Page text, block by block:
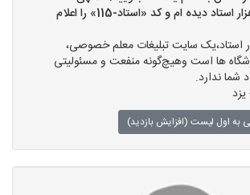
را در سایت هزار استاد دیده ام و کد «استاد-115» را اعلام
استاد،یک سایت تبلیغات معلم خصوصی،
ها است وهیچ‌گونه منفعت و مسئولیتی
شما ندارد.
به اول لیست (افزایش بازدید)